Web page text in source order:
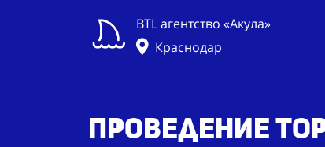
BTL агентство «Акула»
Краснодар
Проведение